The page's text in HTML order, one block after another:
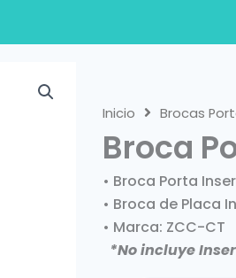
Inicio Brocas
Broca
• Broca Porta
• Broca de Placa
• Marca: ZCC-CT
*No incluye